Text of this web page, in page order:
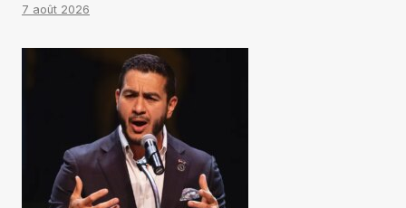
7 août 2026